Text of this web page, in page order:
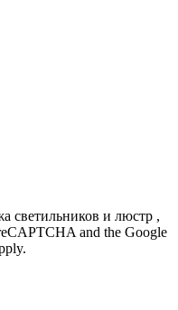
светильников и люстр ,
and the Google